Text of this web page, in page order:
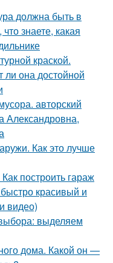
должна быть в
знаете, какая
краской.
ли она достойной
авторский
Александровна,
Как это лучше
построить гараж
красивый и
видео)
выделяем
дома. Какой он —